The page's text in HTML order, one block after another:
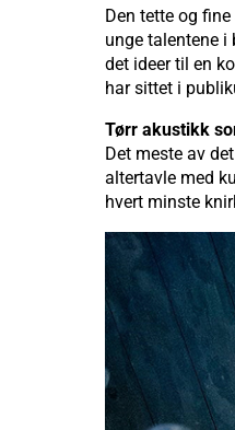
Den tette og
unge talentene i
det ideer til en
har sittet i
Tørr akustikk
Det meste av
altertavle med
hvert minste